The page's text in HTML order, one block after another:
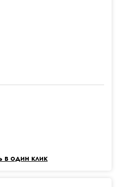
в один клик